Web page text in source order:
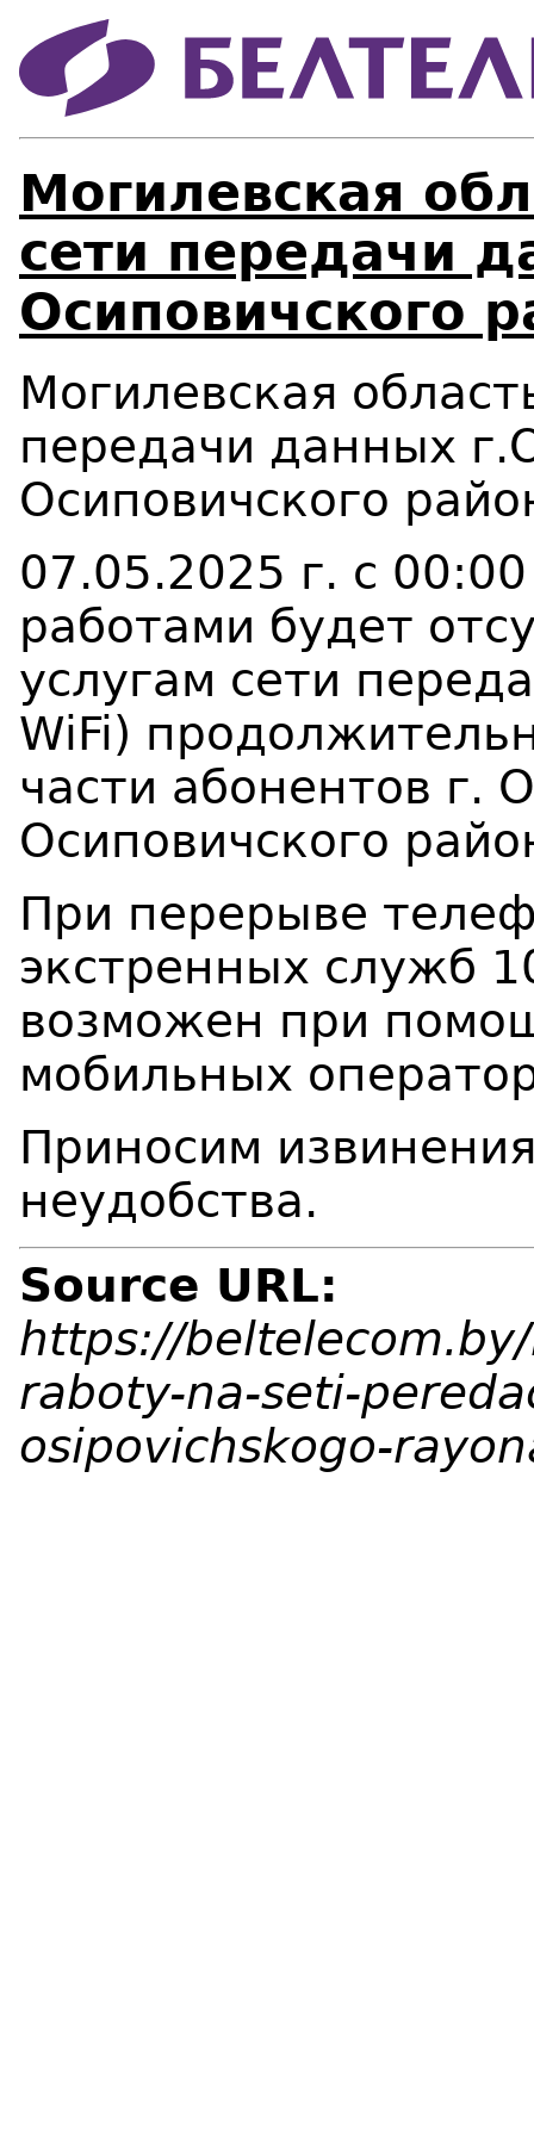
Могилевская
сети передачи
Осиповичского
Могилевская
передачи данных
Осиповичского
07.05.2025 г. с
работами будет
услугам сети
WiFi)
части абонентов г.
Осиповичского
При перерыве
экстренных служб
возможен при
мобильных
Приносим
неудобства.
Source URL:
https://
raboty-na-seti-
osipovichskogo-